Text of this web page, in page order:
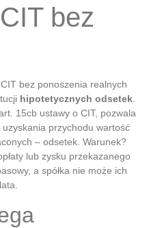
bez
bez ponoszenia realnych
hipotetycznych odsetek
15cb ustawy o CIT, pozwala
uzyskania przychodu wartość
– odsetek. Warunek?
lub zysku przekazanego
a spółka nie może ich